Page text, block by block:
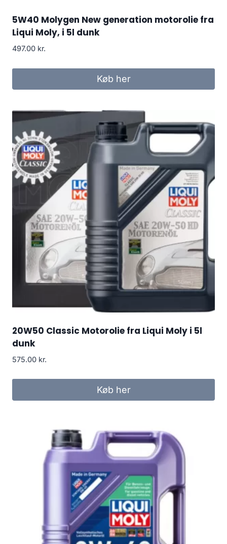
5W40 Molygen New generation motorolie fra
Liqui Moly, i 5l dunk
497.00 kr.
Køb her
20W50 Classic Motorolie fra Liqui Moly i 5l
dunk
575.00 kr.
Køb her